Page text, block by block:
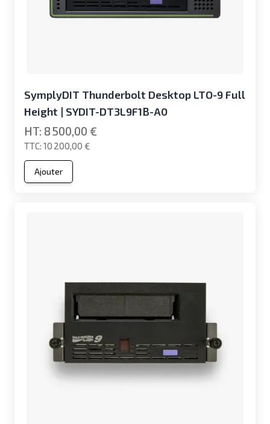
SymplyDIT Thunderbolt Desktop LTO-9 Full
Height | SYDIT-DT3L9F1B-A0
10 200,00 €
8 500,00 €
Ajouter